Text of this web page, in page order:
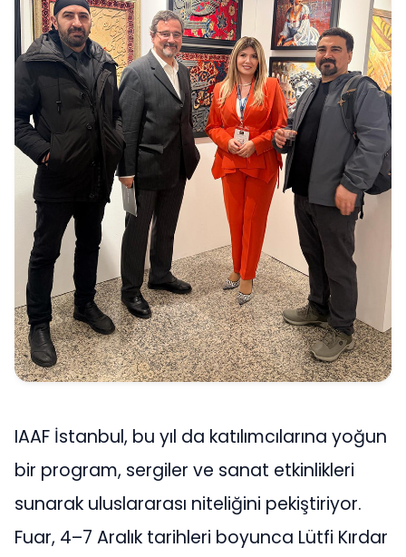
IAAF İstanbul, bu yıl da katılımcılarına yoğun
bir program, sergiler ve sanat etkinlikleri
sunarak uluslararası niteliğini pekiştiriyor.
Fuar, 4–7 Aralık tarihleri boyunca Lütfi Kırdar